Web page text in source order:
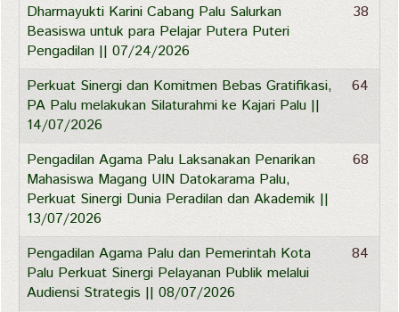
Dharmayukti Karini Cabang Palu Salurkan
Beasiswa untuk para Pelajar Putera Puteri
Pengadilan || 07/24/2026
38
Perkuat Sinergi dan Komitmen Bebas Gratifikasi,
PA Palu melakukan Silaturahmi ke Kajari Palu ||
14/07/2026
64
Pengadilan Agama Palu Laksanakan Penarikan
Mahasiswa Magang UIN Datokarama Palu,
Perkuat Sinergi Dunia Peradilan dan Akademik ||
13/07/2026
68
Pengadilan Agama Palu dan Pemerintah Kota
Palu Perkuat Sinergi Pelayanan Publik melalui
Audiensi Strategis || 08/07/2026
84